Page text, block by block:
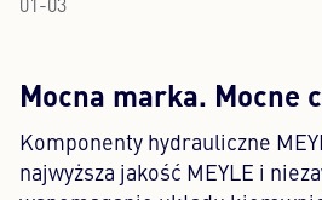
01 -03
Mocna marka. Mocne
Komponenty hydrauliczne
najwyższa jakość MEYLE i